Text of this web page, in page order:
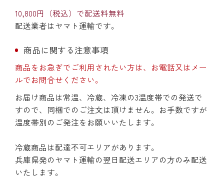
10,800円（税込）で配送料無料
配送業者はヤマト運輸です。
商品に関する注意事項
商品をお急ぎでご利用されたい方は、お電話又はメー
ルでお問合せください。
お届け商品は常温、冷蔵、冷凍の3温度帯での発送で
すので、同梱でのご注文は頂けません。お手数ですが
温度帯別のご発注をお願いいたします。
冷蔵商品は配達不可エリアがあります。
兵庫県発のヤマト運輸の翌日配送エリアの方のみ配送
いたします。